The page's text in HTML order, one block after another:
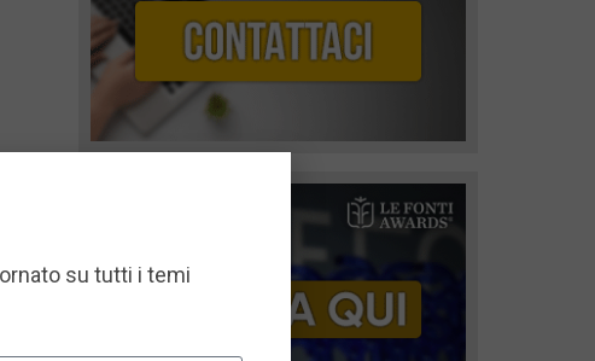
su tutti i temi